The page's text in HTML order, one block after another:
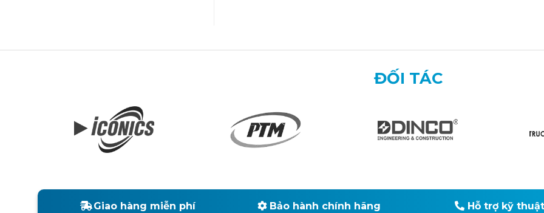
ĐỐI TÁC
Giao hàng miễn phí
Bảo hành chính hãng
Hỗ trợ kỹ thuật